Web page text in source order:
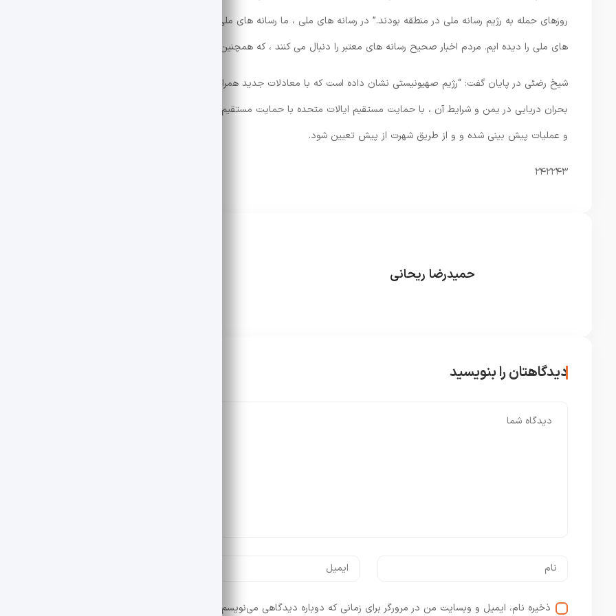
روزهای حمله به رژیم رسانه ملی در منطقه بودند.” در رسانه های ملی ، ما رسانه های ملی رسانه ها را دیدیم ، در رسانه های ملی ، رسانه های
های ملی را دیده ایم. مردم اخبار صحیح رسانه های معتبر را دنبال می کنند ، که همچنین نیاز به آموزش خبرنگاران تخصصی برای پوشش بحران
شیخ رضئی در پایان گفت: “رژیم صهیونیستی نشان داده است که با معادلات جدید همراه خواهد بود و از سال گذشته پس از بسیاری از دفاتس
بحران دریایی در یمن و شرایط آن ، با حمایت مستقیم ایالات متحده با حمایت مستقیم ایالات متحده آغاز می شود و ایران باید تحت سایه
و عملیات پیش بینی شده و و از طریق شهرت از پیش تعیین شود.
۲۴۲۲۴۳
حمیدرضا ریحانی
دیدگاهتان را بنویسید
ذخیره نام، ایمیل و وبسایت من در مرورگر برای زمانی که دوباره دیدگاهی می‌نویسم.